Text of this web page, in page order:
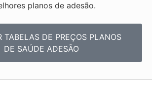
planos de adesão.
TABELAS DE PREÇOS PLANOS
DE SAÚDE ADESÃO